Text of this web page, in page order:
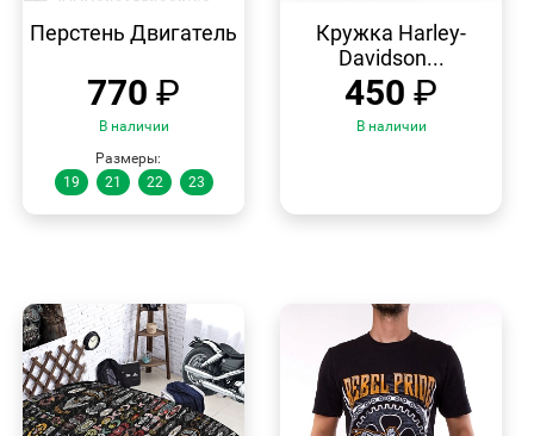
ПРОСМОТР
Перстень Двигатель
770 ₽
В наличии
Размеры:
19
21 22 23
ПРОСМОТР
Кружка Harley-
Davidson...
450 ₽
В наличии